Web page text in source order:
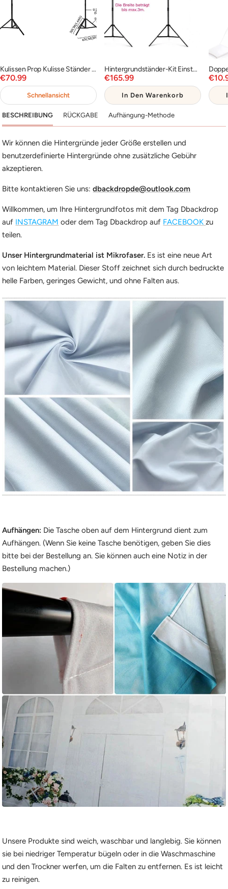
Kulissen Prop Kulisse Ständer für Fotografie Photo Video Studio PROP-RF0005
Angebotspreis
€70.99
Schnellansicht
Hintergrundständer-Kit Einstellbares Hintergrund-Stützsystem PR2
Angebotspreis
€165.99
In Den Warenkorb
BESCHREIBUNG RÜCKGABE Aufhängung-Methode
Wir können die Hintergründe jeder Größe erstellen und
benutzerdefinierte Hintergründe ohne zusätzliche Gebühr
akzeptieren.
Bitte kontaktieren Sie uns:dbackdropde@outlook.com
Willkommen, um Ihre Hintergrundfotos mit dem Tag Dbackdrop
auf INSTAGRAM oder dem Tag Dbackdrop auf FACEBOOK zu
teilen.
Unser Hintergrundmaterial ist Mikrofaser. Es ist eine neue Art
von leichtem Material. Dieser Stoff zeichnet sich durch bedruckte
helle Farben, geringes Gewicht, und ohne Falten aus.
Aufhängen: Die Tasche oben auf dem Hintergrund dient zum
Aufhängen. (Wenn Sie keine Tasche benötigen, geben Sie dies
bitte bei der Bestellung an. Sie können auch eine Notiz in der
Bestellung machen.)
Unsere Produkte sind weich, waschbar und langlebig. Sie können
sie bei niedriger Temperatur bügeln oder in die Waschmaschine
und den Trockner werfen, um die Falten zu entfernen. Es ist leicht
zu reinigen.